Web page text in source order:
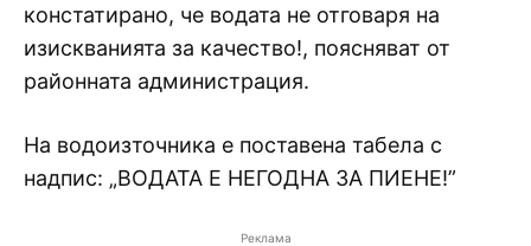
констатирано, че водата не отговаря на
изискванията за качество!, поясняват от
районната администрация.
На водоизточника е поставена табела с
надпис: „ВОДАТА Е НЕГОДНА ЗА ПИЕНЕ!”
Реклама